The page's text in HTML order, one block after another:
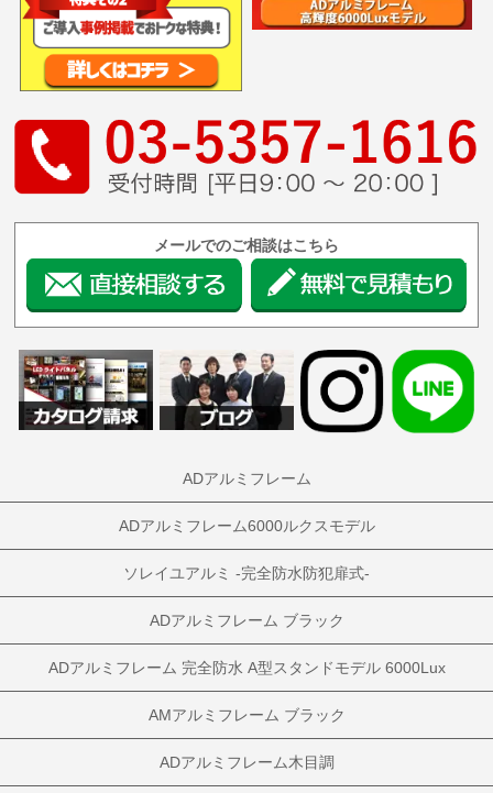
メールでのご相談はこちら
ADアルミフレーム
ADアルミフレーム6000ルクスモデル
ソレイユアルミ -完全防水防犯扉式-
ADアルミフレーム ブラック
ADアルミフレーム 完全防水 A型スタンドモデル 6000Lux
AMアルミフレーム ブラック
ADアルミフレーム木目調